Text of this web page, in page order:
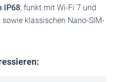
IP68, funkt mit Wi-Fi 7 und
klassischen Nano-SIM-